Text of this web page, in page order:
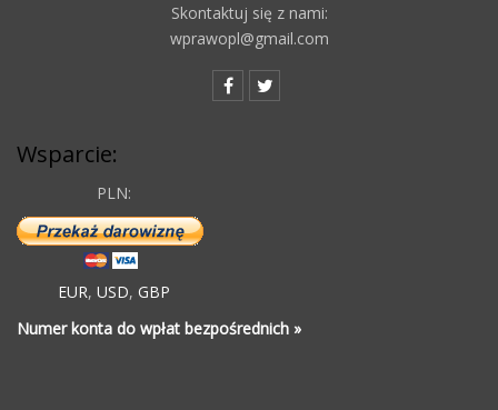
Skontaktuj się z nami:
wprawopl@gmail.com
Wsparcie:
PLN:
EUR, USD, GBP
Numer konta do wpłat bezpośrednich »